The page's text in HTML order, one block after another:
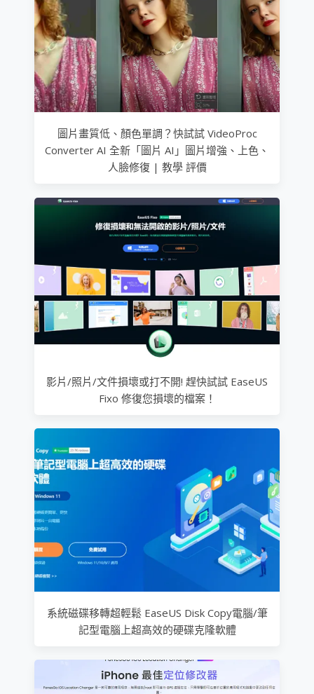
圖片畫質低、顏色單調？快試試 VideoProc
Converter AI 全新「圖片 AI」圖片增強、上色、
人臉修復 | 教學 評價
影片/照片/文件損壞或打不開! 趕快試試 EaseUS
Fixo 修復您損壞的檔案！
系統磁碟移轉超輕鬆 EaseUS Disk Copy電腦/筆
記型電腦上超高效的硬碟克隆軟體